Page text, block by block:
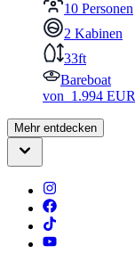
10 Personen
2 Kabinen
33ft
Bareboat
von 1.994 EUR
Mehr entdecken